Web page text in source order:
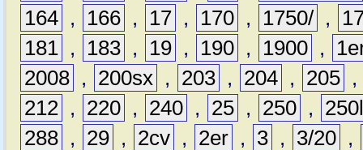
164 , 166 , 17 , 170 , 1750/ ,
181 , 183 , 19 , 190 , 1900 ,
2008 , 200sx , 203 , 204 , 205 ,
212 , 220 , 240 , 25 , 250 ,
288 , 29 , 2cv , 2er , 3 , 3/20 ,